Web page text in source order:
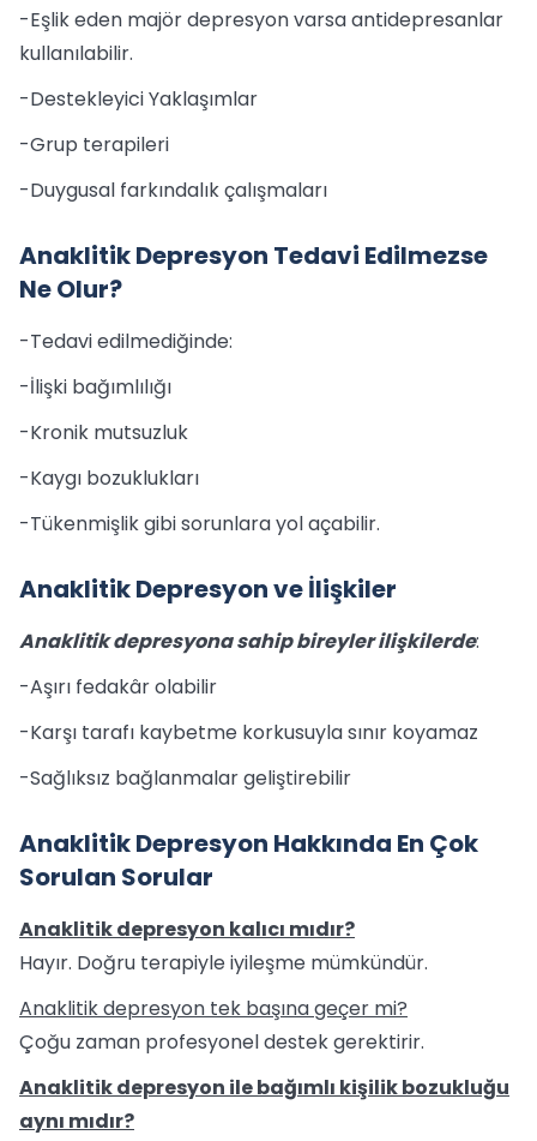
-Eşlik eden majör depresyon varsa antidepresanlar
kullanılabilir.
-Destekleyici Yaklaşımlar
-Grup terapileri
-Duygusal farkındalık çalışmaları
Anaklitik Depresyon Tedavi Edilmezse
Ne Olur?
-Tedavi edilmediğinde:
-İlişki bağımlılığı
-Kronik mutsuzluk
-Kaygı bozuklukları
-Tükenmişlik gibi sorunlara yol açabilir.
Anaklitik Depresyon ve İlişkiler
Anaklitik depresyona sahip bireyler ilişkilerde:
-Aşırı fedakâr olabilir
-Karşı tarafı kaybetme korkusuyla sınır koyamaz
-Sağlıksız bağlanmalar geliştirebilir
Anaklitik Depresyon Hakkında En Çok
Sorulan Sorular
Anaklitik depresyon kalıcı mıdır?
Hayır. Doğru terapiyle iyileşme mümkündür.
Anaklitik depresyon tek başına geçer mi?
Çoğu zaman profesyonel destek gerektirir.
Anaklitik depresyon ile bağımlı kişilik bozukluğu
aynı mıdır?